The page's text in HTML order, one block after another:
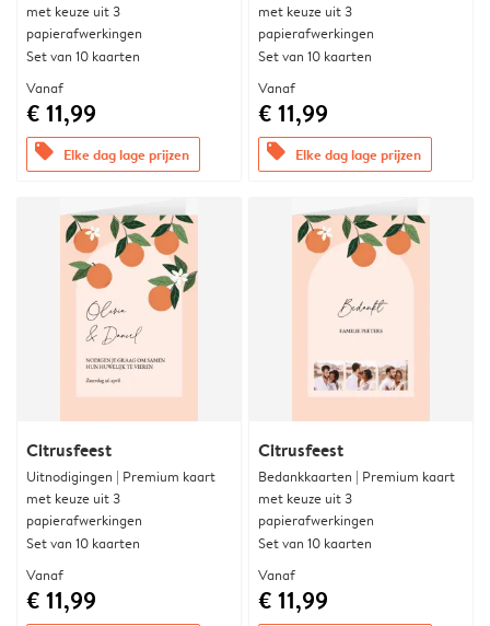
met keuze uit 3
papierafwerkingen
Set van 10 kaarten
Vanaf
€ 11,99
offers Elke dag lage prijzen
met keuze uit 3
papierafwerkingen
Set van 10 kaarten
Vanaf
€ 11,99
offers Elke dag lage prijzen
Citrusfeest
Uitnodigingen | Premium kaart
met keuze uit 3
papierafwerkingen
Set van 10 kaarten
Vanaf
€ 11,99
Citrusfeest
Bedankkaarten | Premium kaart
met keuze uit 3
papierafwerkingen
Set van 10 kaarten
Vanaf
€ 11,99